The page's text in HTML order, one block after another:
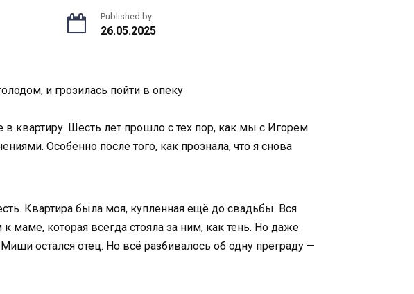
Published by
26.05.2025
и грозилась пойти в опеку
квартиру. Шесть лет прошло с тех пор, как мы с Игорем
Особенно после того, как прознала, что я снова
Квартира была моя, купленная ещё до свадьбы. Вся
которая всегда стояла за ним, как тень. Но даже
остался отец. Но всё разбивалось об одну преграду —